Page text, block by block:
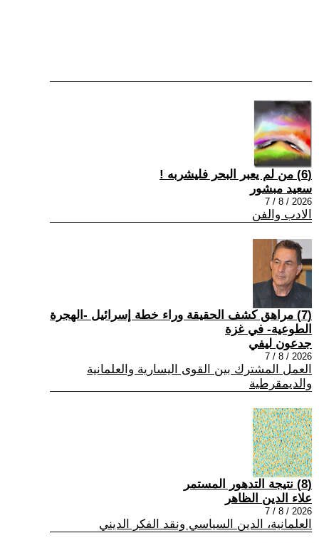
(6) من لم يعبر البحر فليشربه !
سعيد مبشور
2026 / 8 / 7
الادب والفن
(7) مراهق كشف الحقيقة وراء خطة إسرائيل -الهجرة
الطوعية- في غزة
جدعون ليفي
2026 / 8 / 7
العمل المشترك بين القوى اليسارية والعلمانية
والديمقرطية
(8) نتيجة التدهور المستمر
علاء الدين الظاهر
2026 / 8 / 7
العلمانية، الدين السياسي ونقد الفكر الديني